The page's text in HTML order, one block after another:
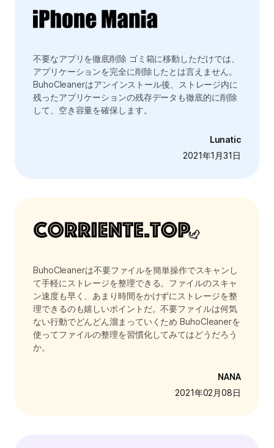
不要なアプリを徹底削除 ゴミ箱に移動しただけでは、
アプリケーションを完全に削除したとは言えません。
BuhoCleanerはアンインストール後、ストレージ内に
残ったアプリケーションの残存データも徹底的に削除
して、空き容量を確保します。
Lunatic
2021年1月31日
BuhoCleanerは不要ファイルを簡単操作でスキャンし
て手軽にストレージを整理できる。ファイルのスキャ
ン速度も早く、あまり時間をかけずにストレージを整
理できるのも嬉しいポイントだ。不要ファイルは何気
ない行動でどんどん溜まっていくため BuhoCleanerを
使ってファイルの整理を習慣化してみてはどうだろう
か。
NANA
2021年02月08日